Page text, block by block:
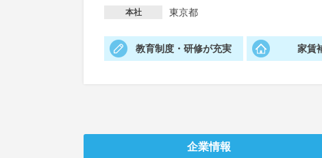
本社 東京都
教育制度・研修が充実 家賃
企業情報